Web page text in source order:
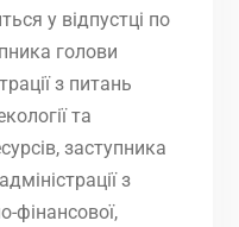
у відпустці по
голови
з питань
та
заступника
з
фінансової,